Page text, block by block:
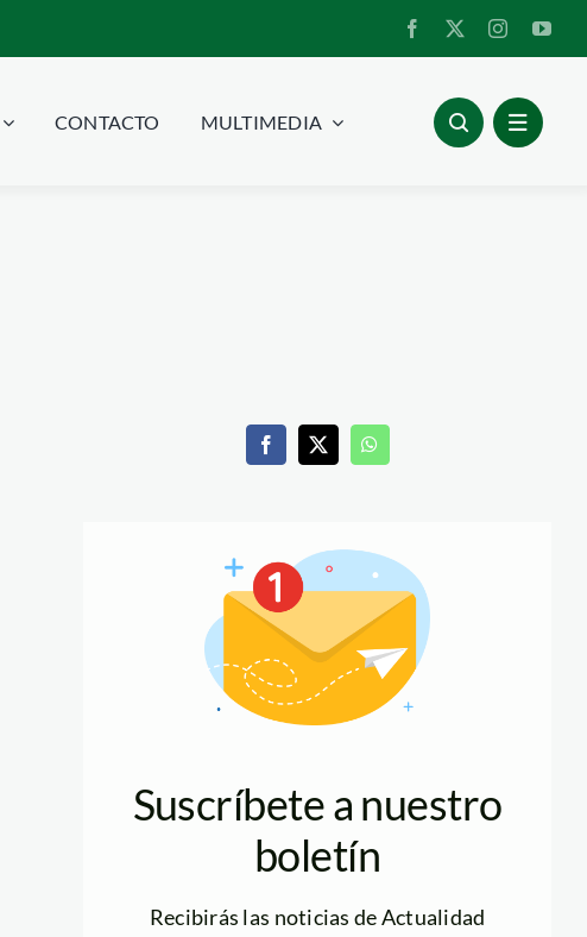
CONTACTO MULTIMEDIA
Suscríbete a nuestro
boletín
Recibirás las noticias de Actualidad